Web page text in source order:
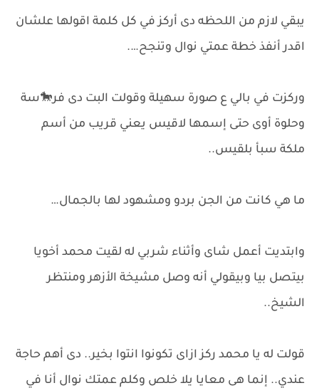
يبقي لازم من اللحظه دى أركز في كل كلمة اقولها علشان
اقدر أنفذ خطة عمتي نوال وتنجح….
وركزت في بالي ع صورة سهيلة وقولت البت دى فر🐎سة
وحلوة أوى حتى إسمها لاقيس يعني قريب من أسم
ملكة سبأ بلقيس..
ما هي كانت من الجن بردو ومشهود لها بالجمال…
وابتديت أعمل شاى وأثناء شربي له لقيت محمد أخويا
بيتصل بيا وبيقولي أنه وصل مشيخة الأزهر ومنتظر
الشيخ..
قولت له يا محمد ركز ازاى تكونوا انتوا بخير.. دى أهم حاجة
عندي.. إنما هى معايا يلا خلص وكلم عمتك نوال أنا في